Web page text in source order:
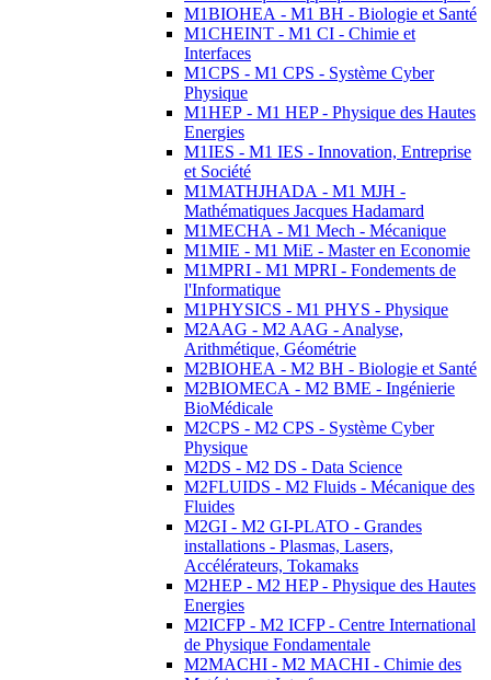
M1BIOHEA - M1 BH - Biologie et Santé
M1CHEINT - M1 CI - Chimie et
Interfaces
M1CPS - M1 CPS - Système Cyber
Physique
M1HEP - M1 HEP - Physique des Hautes
Energies
M1IES - M1 IES - Innovation, Entreprise
et Société
M1MATHJHADA - M1 MJH -
Mathématiques Jacques Hadamard
M1MECHA - M1 Mech - Mécanique
M1MIE - M1 MiE - Master en Economie
M1MPRI - M1 MPRI - Fondements de
l'Informatique
M1PHYSICS - M1 PHYS - Physique
M2AAG - M2 AAG - Analyse,
Arithmétique, Géométrie
M2BIOHEA - M2 BH - Biologie et Santé
M2BIOMECA - M2 BME - Ingénierie
BioMédicale
M2CPS - M2 CPS - Système Cyber
Physique
M2DS - M2 DS - Data Science
M2FLUIDS - M2 Fluids - Mécanique des
Fluides
M2GI - M2 GI-PLATO - Grandes
installations - Plasmas, Lasers,
Accélérateurs, Tokamaks
M2HEP - M2 HEP - Physique des Hautes
Energies
M2ICFP - M2 ICFP - Centre International
de Physique Fondamentale
M2MACHI - M2 MACHI - Chimie des